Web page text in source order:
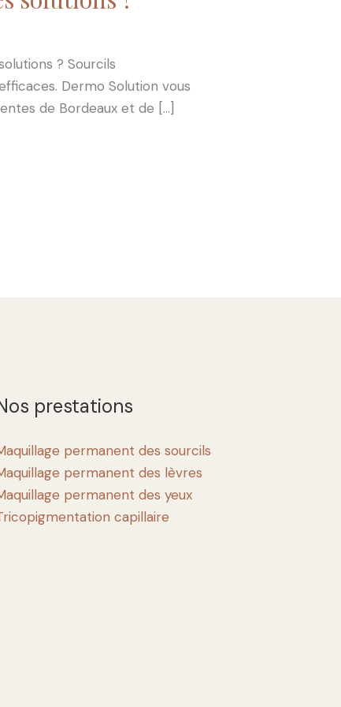
? Sourcils
Dermo Solution vous
de Bordeaux et de […]
prestations
permanent des sourcils
permanent des lèvres
permanent des yeux
capillaire